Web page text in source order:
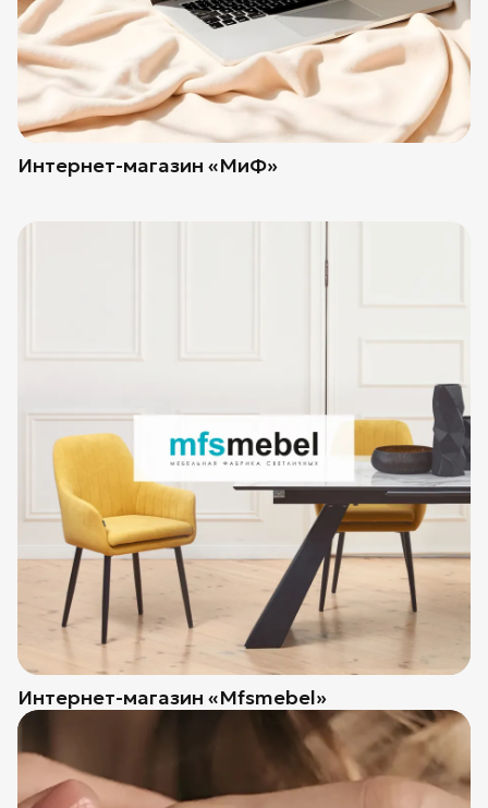
Интернет-магазин «МиФ»
Интернет-магазин «Mfsmebel»